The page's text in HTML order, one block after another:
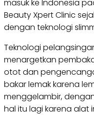
masuk ke Indonesia
Beauty Xpert Clinic
dengan teknologi
Teknologi
menargetkan
otot dan
bakar lemak karena
menggelambir,
hal itu lagi karena alat